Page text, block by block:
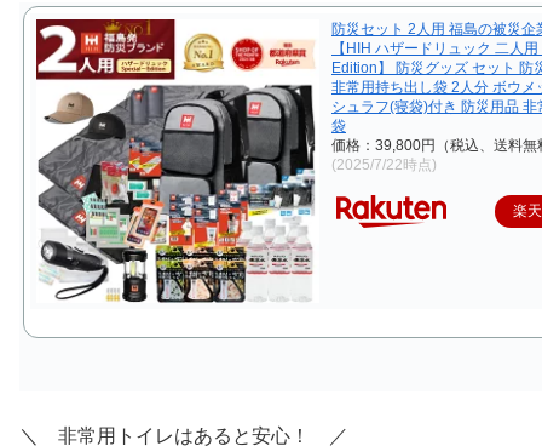
防災セット 2人用 福島の被災企
【HIH ハザードリュック 二人
Edition】 防災グッズ セット 防
非常用持ち出し袋 2人分 ボウメ
シュラフ(寝袋)付き 防災用品 非
袋
価格：39,800円（税込、送料無
(2025/7/22時点)
楽
＼ 非常用トイレはあると安心！ ／